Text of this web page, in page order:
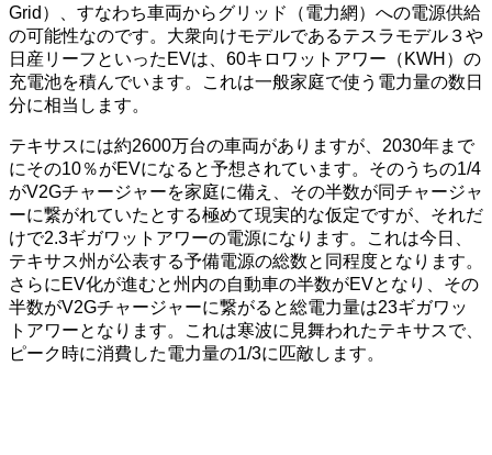
Grid）、すなわち車両からグリッド（電力網）への電源供給
の可能性なのです。大衆向けモデルであるテスラモデル３や
日産リーフといったEVは、60キロワットアワー（KWH）の
充電池を積んでいます。これは一般家庭で使う電力量の数日
分に相当します。
テキサスには約2600万台の車両がありますが、2030年まで
にその10％がEVになると予想されています。そのうちの1/4
がV2Gチャージャーを家庭に備え、その半数が同チャージャ
ーに繋がれていたとする極めて現実的な仮定ですが、それだ
けで2.3ギガワットアワーの電源になります。これは今日、
テキサス州が公表する予備電源の総数と同程度となります。
さらにEV化が進むと州内の自動車の半数がEVとなり、その
半数がV2Gチャージャーに繋がると総電力量は23ギガワッ
トアワーとなります。これは寒波に見舞われたテキサスで、
ピーク時に消費した電力量の1/3に匹敵します。